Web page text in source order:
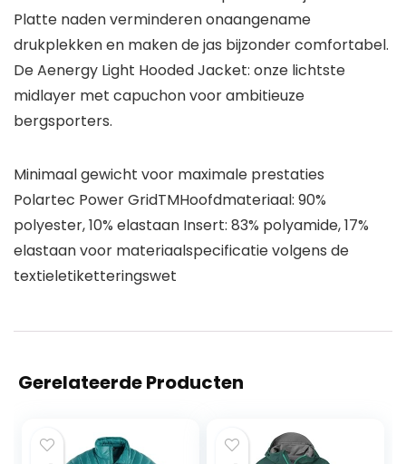
Platte naden verminderen onaangename
drukplekken en maken de jas bijzonder comfortabel.
De Aenergy Light Hooded Jacket: onze lichtste
midlayer met capuchon voor ambitieuze
bergsporters.
Minimaal gewicht voor maximale prestaties
Polartec Power GridTMHoofdmateriaal: 90%
polyester, 10% elastaan Insert: 83% polyamide, 17%
elastaan voor materiaalspecificatie volgens de
textieletiketteringswet
Gerelateerde Producten